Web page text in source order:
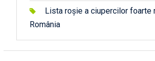
Lista roșie a ciupercilor foarte
România